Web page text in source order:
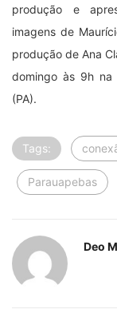
produção e
imagens de
produção de Ana
domingo às 9h na
(PA).
Tags:
Parauapebas
Deo